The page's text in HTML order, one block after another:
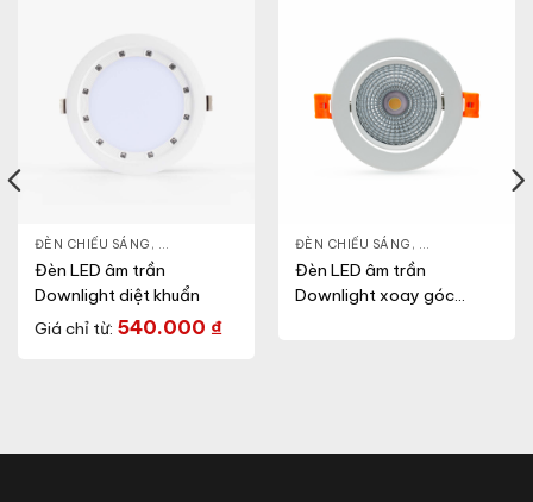
ĐÈN CHIẾU SÁNG , ĐÈN LED DOWNLIGHT, THIẾT BỊ CHIẾU SÁNG
Đèn LED âm trần
Downlight diệt khuẩn
Giá chỉ từ: 540.000 ₫
ĐÈN CHIẾU SÁNG , ĐÈN LED
Đèn LED âm trần
Downlight xoay góc
, THIẾT BỊ CHIẾU SÁNG